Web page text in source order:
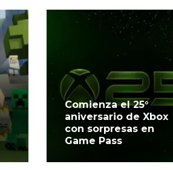
Comienza el 25°
aniversario de Xbox
con sorpresas en
Game Pass